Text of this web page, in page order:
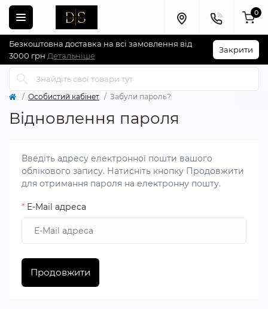
Безкоштовна доставка на всі замовлення від
3000 грн Детальніше
Закрити
0
Особистий кабінет Забули пароль?
Відновлення пароля
Введіть адресу електронної пошти вашого
облікового запису. Натисніть кнопку Продовжити
для отримання пароля на електронну пошту.
* E-Mail адреса
Продовжити